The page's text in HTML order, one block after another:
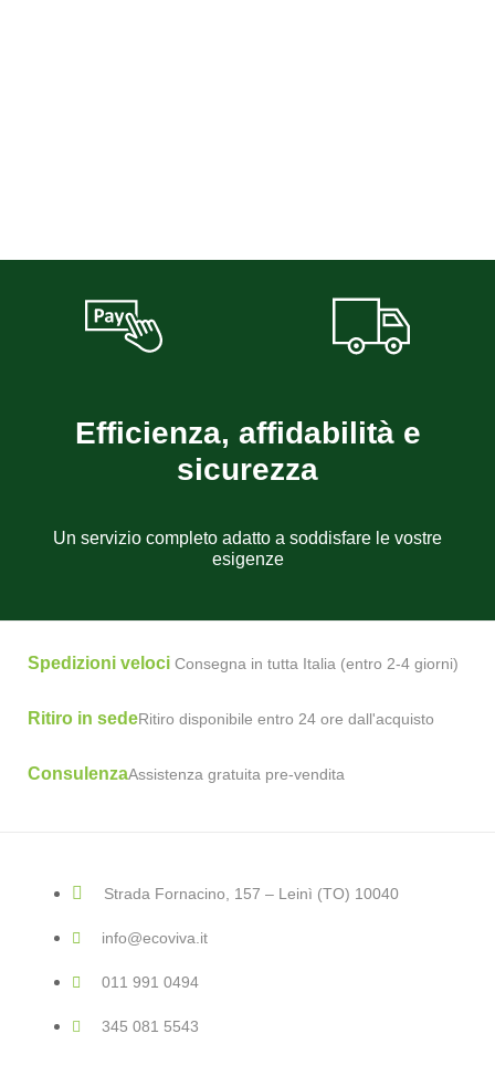
Efficienza, affidabilità e
sicurezza
Un servizio completo adatto a soddisfare le vostre
esigenze
Spedizioni veloci Consegna in tutta Italia (entro 2-4 giorni)
Ritiro in sedeRitiro disponibile entro 24 ore dall'acquisto
ConsulenzaAssistenza gratuita pre-vendita
Strada Fornacino, 157 – Leinì (TO) 10040
info@ecoviva.it
011 991 0494
345 081 5543